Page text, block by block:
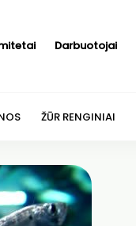
Darbuotojai
ŽŪR RENGINIAI